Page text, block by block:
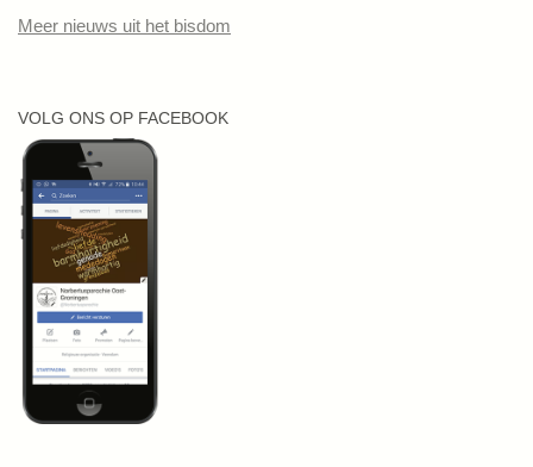
Meer nieuws uit het bisdom
VOLG ONS OP FACEBOOK